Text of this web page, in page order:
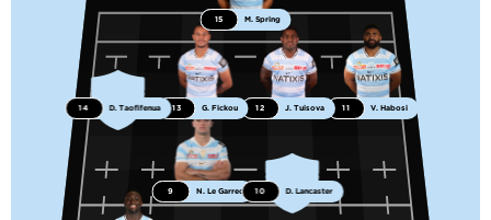
9 N. Le Garrec 10 D. Lancaster
11 V. Habosi
12 J. Tuisova
13 G. Fickou
14 D. Taofifenua
15 M. Spring